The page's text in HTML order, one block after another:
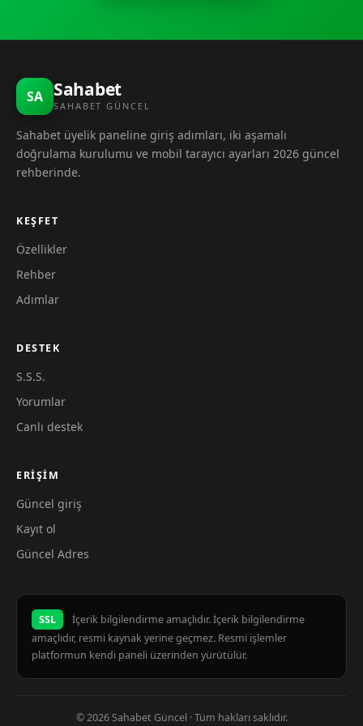
SA Sahabet
SAHABET GÜNCEL
Sahabet üyelik paneline giriş adımları, iki aşamalı
doğrulama kurulumu ve mobil tarayıcı ayarları 2026 güncel
rehberinde.
KEŞFET
Özellikler
Rehber
Adımlar
DESTEK
S.S.S.
Yorumlar
Canlı destek
ERIŞIM
Güncel giriş
Kayıt ol
Güncel Adres
SSL
İçerik bilgilendirme amaçlıdır. İçerik bilgilendirme
amaçlıdır, resmi kaynak yerine geçmez. Resmi işlemler
platformun kendi paneli üzerinden yürütülür.
© 2026 Sahabet Güncel · Tüm hakları saklıdır.